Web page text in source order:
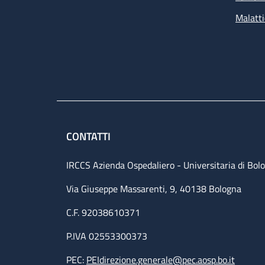
CONTATTI
IRCCS Azienda Ospedaliero - Universitaria di
Via Giuseppe Massarenti, 9, 40138 Bologna
C.F. 92038610371
P.IVA 02553300373
PEC: PEIdirezione.generale@pec.aosp.bo.it